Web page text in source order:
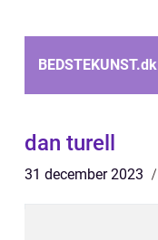
BEDSTEKUNST.dk
dan turell
31 december 2023